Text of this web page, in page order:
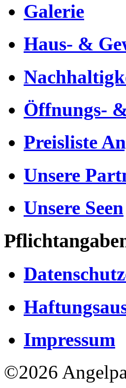
Galerie
Haus- &
Öffnungs-
Preisliste
Unsere
Unsere Seen
Impressum
©2026